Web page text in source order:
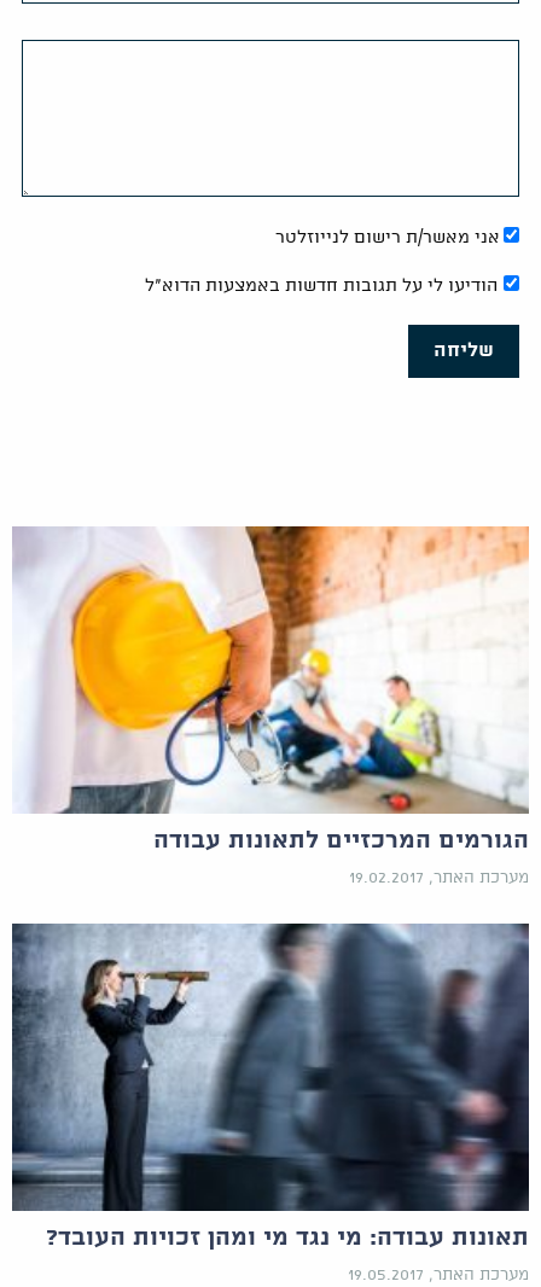
אני מאשר/ת רישום לנייוזלטר
הודיעו לי על תגובות חדשות באמצעות הדוא"ל
שליחה
הגורמים המרכזיים לתאונות עבודה
מערכת האתר, 19.02.2017
תאונות עבודה: מי נגד מי ומהן זכויות העובד?
מערכת האתר, 19.05.2017